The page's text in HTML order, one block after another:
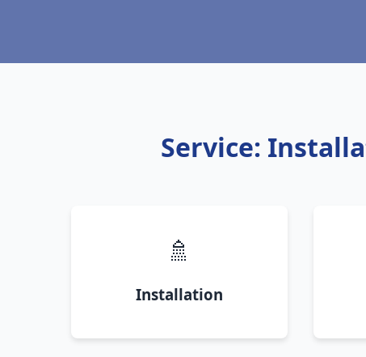
Service:
🚿
Installation